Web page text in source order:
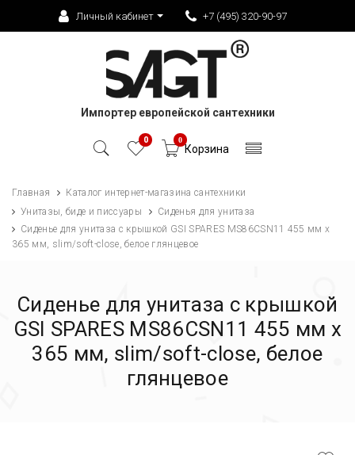
Личный кабинет +7 (495) 320-90-97
Импортер европейской сантехники
0 0
Корзина
Главная
Каталог интернет-магазина сантехники
Унитазы, биде и писсуары
Сиденья для унитаза
Сиденье для унитаза с крышкой GSI SPARES MS86CSN11 455 мм х
365 мм, slim/soft-close, белое глянцевое
Сиденье для унитаза с крышкой
GSI SPARES MS86CSN11 455 мм х
365 мм, slim/soft-close, белое
глянцевое